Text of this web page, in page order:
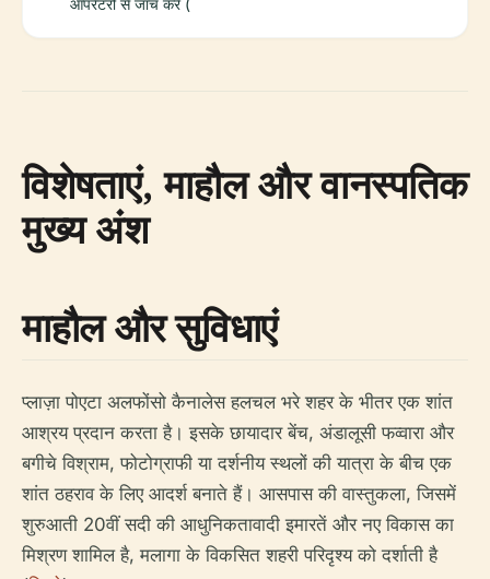
ऑपरेटरों से जांच करें (
विशेषताएं, माहौल और वानस्पतिक
मुख्य अंश
माहौल और सुविधाएं
प्लाज़ा पोएटा अलफोंसो कैनालेस हलचल भरे शहर के भीतर एक शांत
आश्रय प्रदान करता है। इसके छायादार बेंच, अंडालूसी फव्वारा और
बगीचे विश्राम, फोटोग्राफी या दर्शनीय स्थलों की यात्रा के बीच एक
शांत ठहराव के लिए आदर्श बनाते हैं। आसपास की वास्तुकला, जिसमें
शुरुआती 20वीं सदी की आधुनिकतावादी इमारतें और नए विकास का
मिश्रण शामिल है, मलागा के विकसित शहरी परिदृश्य को दर्शाती है